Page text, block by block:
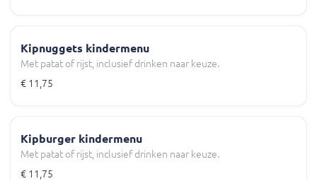
Kipnuggets kindermenu
Met patat of rijst, inclusief drinken naar keuze.
€ 11,75
Kipburger kindermenu
Met patat of rijst, inclusief drinken naar keuze.
€ 11,75